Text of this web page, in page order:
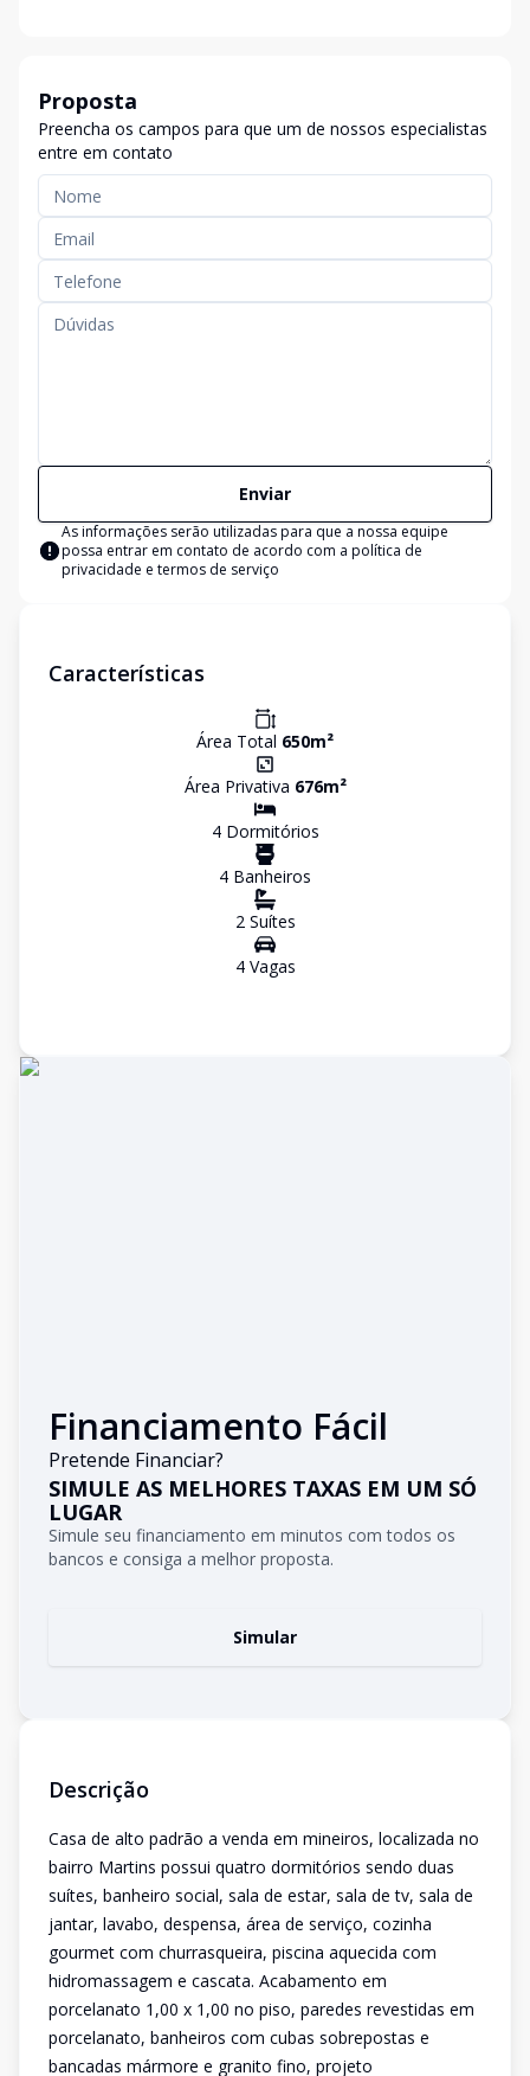
Proposta
Preencha os campos para que um de nossos especialistas
entre em contato
Enviar
As informações serão utilizadas para que a nossa equipe
possa entrar em contato de acordo com a política de
privacidade e termos de serviço
Características
Área Total 650m²
Área Privativa 676m²
4Dormitórios
4 Banheiros
2Suítes
4Vagas
Financiamento Fácil
Pretende Financiar?
SIMULE AS MELHORES TAXAS EM UM SÓ
LUGAR
Simule seu financiamento em minutos com todos os
bancos e consiga a melhor proposta.
Simular
Descrição
Casa de alto padrão a venda em mineiros, localizada no
bairro Martins possui quatro dormitórios sendo duas
suítes, banheiro social, sala de estar, sala de tv, sala de
jantar, lavabo, despensa, área de serviço, cozinha
gourmet com churrasqueira, piscina aquecida com
hidromassagem e cascata. Acabamento em
porcelanato 1,00 x 1,00 no piso, paredes revestidas em
porcelanato, banheiros com cubas sobrepostas e
bancadas mármore e granito fino, projeto